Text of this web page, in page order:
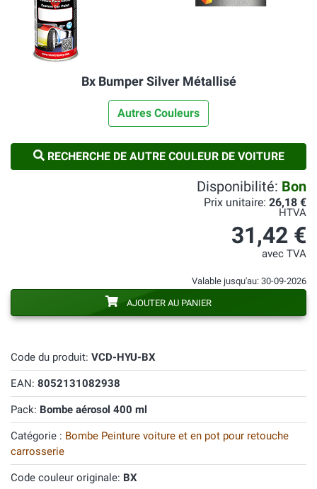
Bx Bumper Silver Métallisé
Autres Couleurs
RECHERCHE DE AUTRE COULEUR DE VOITURE
Code du produit: VCD-HYU-BX
EAN: 8052131082938
Pack: Bombe aérosol 400 ml
Catégorie : Bombe Peinture voiture et en pot pour retouche
carrosserie
Code couleur originale: BX
Disponibilité: Bon
Prix unitaire: 26,18 €
HTVA
31,42 €
avec TVA
Valable jusqu'au: 30-09-2026
AJOUTER AU PANIER